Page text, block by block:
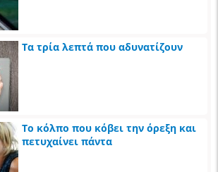
Τα τρία λεπτά που αδυνατίζουν
Το κόλπο που κόβει την όρεξη και
πετυχαίνει πάντα